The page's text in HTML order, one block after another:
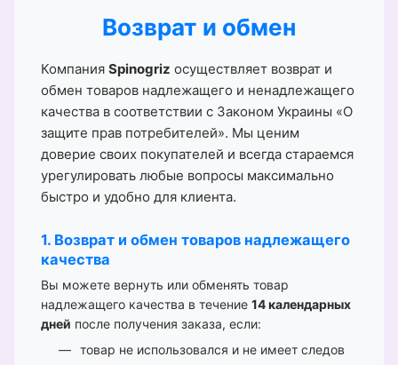
Возврат и обмен
Компания Spinogriz осуществляет возврат и
обмен товаров надлежащего и ненадлежащего
качества в соответствии с Законом Украины «О
защите прав потребителей». Мы ценим
доверие своих покупателей и всегда стараемся
урегулировать любые вопросы максимально
быстро и удобно для клиента.
1. Возврат и обмен товаров надлежащего
качества
Вы можете вернуть или обменять товар
надлежащего качества в течение 14 календарных
дней после получения заказа, если:
товар не использовался и не имеет следов